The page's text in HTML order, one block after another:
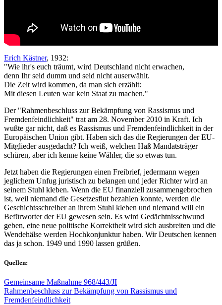
Erich Kästner, 1932:
"Wie ihr's euch träumt, wird Deutschland nicht erwachen,
denn Ihr seid dumm und seid nicht auserwählt.
Die Zeit wird kommen, da man sich erzählt:
Mit diesen Leuten war kein Staat zu machen."
Der "Rahmenbeschluss zur Bekämpfung von Rassismus und
Fremdenfeindlichkeit" trat am 28. November 2010 in Kraft. Ich
wußte gar nicht, daß es Rassismus und Fremdenfeindlichkeit in der
Europäischen Union gibt. Haben sich das die Regierungen der EU-
Mitglieder ausgedacht? Ich weiß, welchen Haß Mandatsträger
schüren, aber ich kenne keine Wähler, die so etwas tun.
Jetzt haben die Regierungen einen Freibrief, jedermann wegen
jeglichem Unfug juristisch zu belangen und jeder Richter wird an
seinem Stuhl kleben. Wenn die EU finanziell zusammengebrochen
ist, weil niemand die Gesetzesflut bezahlen konnte, werden die
Geschichtsschreiber an ihrem Stuhl kleben und niemand will ein
Befürworter der EU gewesen sein. Es wird Gedächtnisschwund
geben, eine neue politische Korrektheit wird sich ausbreiten und die
Wendehälse werden Hochkonjunktur haben. Wir Deutschen kennen
das ja schon. 1949 und 1990 lassen grüßen.
Quellen:
Gemeinsame Maßnahme 968/443/JI
Rahmenbeschluss zur Bekämpfung von Rassismus und
Fremdenfeindlichkeit